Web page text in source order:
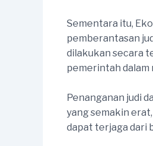
Sementara itu,
pemberantasan
dilakukan secara
pemerintah
Penanganan judi
yang semakin
dapat terjaga dari